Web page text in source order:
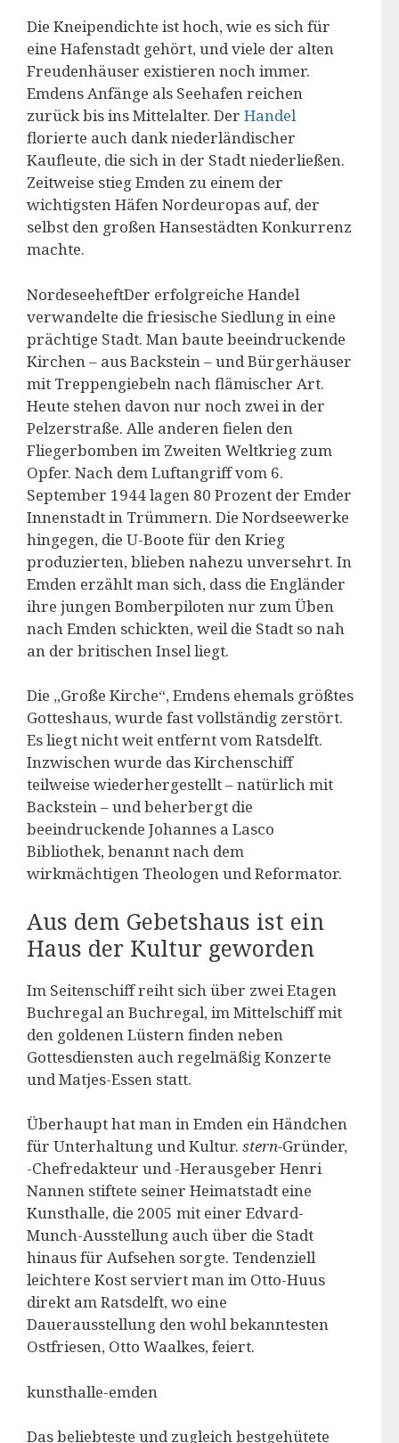
Die Kneipendichte ist hoch, wie es sich für
eine Hafenstadt gehört, und viele der alten
Freudenhäuser existieren noch immer.
Emdens Anfänge als Seehafen reichen
zurück bis ins Mittelalter. Der Handel
florierte auch dank niederländischer
Kaufleute, die sich in der Stadt niederließen.
Zeitweise stieg Emden zu einem der
wichtigsten Häfen Nordeuropas auf, der
selbst den großen Hansestädten Konkurrenz
machte.
NordeseeheftDer erfolgreiche Handel
verwandelte die friesische Siedlung in eine
prächtige Stadt. Man baute beeindruckende
Kirchen – aus Backstein – und Bürgerhäuser
mit Treppengiebeln nach flämischer Art.
Heute stehen davon nur noch zwei in der
Pelzerstraße. Alle anderen fielen den
Fliegerbomben im Zweiten Weltkrieg zum
Opfer. Nach dem Luftangriff vom 6.
September 1944 lagen 80 Prozent der Emder
Innenstadt in Trümmern. Die Nordseewerke
hingegen, die U-Boote für den Krieg
produzierten, blieben nahezu unversehrt. In
Emden erzählt man sich, dass die Engländer
ihre jungen Bomberpiloten nur zum Üben
nach Emden schickten, weil die Stadt so nah
an der britischen Insel liegt.
Die „Große Kirche“, Emdens ehemals größtes
Gotteshaus, wurde fast vollständig zerstört.
Es liegt nicht weit entfernt vom Ratsdelft.
Inzwischen wurde das Kirchenschiff
teilweise wiederhergestellt – natürlich mit
Backstein – und beherbergt die
beeindruckende Johannes a Lasco
Bibliothek, benannt nach dem
wirkmächtigen Theologen und Reformator.
Aus dem Gebetshaus ist ein
Haus der Kultur geworden
Im Seitenschiff reiht sich über zwei Etagen
Buchregal an Buchregal, im Mittelschiff mit
den goldenen Lüstern finden neben
Gottesdiensten auch regelmäßig Konzerte
und Matjes-Essen statt.
Überhaupt hat man in Emden ein Händchen
für Unterhaltung und Kultur. stern-Gründer,
-Chefredakteur und -Herausgeber Henri
Nannen stiftete seiner Heimatstadt eine
Kunsthalle, die 2005 mit einer Edvard-
Munch-Ausstellung auch über die Stadt
hinaus für Aufsehen sorgte. Tendenziell
leichtere Kost serviert man im Otto-Huus
direkt am Ratsdelft, wo eine
Dauerausstellung den wohl bekanntesten
Ostfriesen, Otto Waalkes, feiert.
kunsthalle-emden
Das beliebteste und zugleich bestgehütete